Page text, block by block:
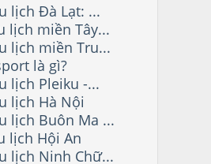
lịch Đà Lạt: ...
lịch miền Tây...
lịch miền Tru...
là gì?
lịch Pleiku -...
lịch Hà Nội
lịch Buôn Ma ...
lịch Hội An
lịch Ninh Chữ...